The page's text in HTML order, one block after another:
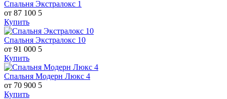
Спальня Экстралокс 1
от 87 100 5
Купить
Спальня Экстралокс 10
от 91 000 5
Купить
Спальня Модерн Люкс 4
от 70 900 5
Купить